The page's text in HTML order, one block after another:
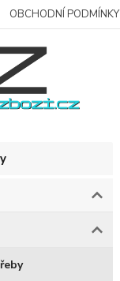
OBCHODNÍ PODMÍNKY